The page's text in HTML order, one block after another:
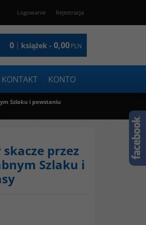
Logowanie Rejestracja
0 | książek - 0,00PLN
KONTAKT KONTO
Szlaku i powstaniu
przez
Szlaku i